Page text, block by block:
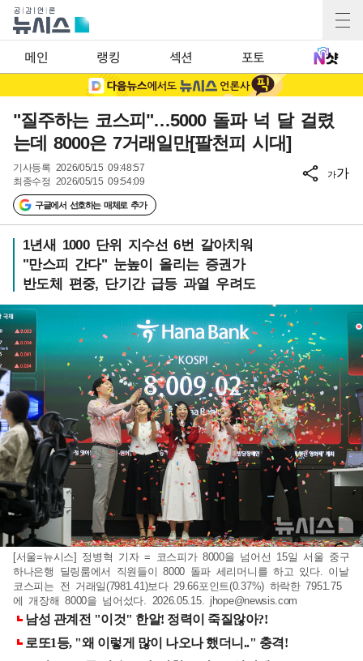
메인 랭킹 섹션 포토
"질주하는 코스피"…5000 돌파 넉 달 걸렸
는데 8000은 7거래일만[팔천피 시대]
기사등록 2026/05/15 09:48:57
최종수정 2026/05/15 09:54:09
구글에서 선호하는 매체로 추가
가가
1년새 1000 단위 지수선 6번 갈아치워
"만스피 간다" 눈높이 올리는 증권가
반도체 편중, 단기간 급등 과열 우려도
[서울=뉴시스] 정병혁 기자 = 코스피가 8000을 넘어선 15일 서울 중구
하나은행 딜링룸에서 직원들이 8000 돌파 세리머니를 하고 있다. 이날
코스피는 전 거래일(7981.41)보다 29.66포인트(0.37%) 하락한 7951.75
에 개장해 8000을 넘어섰다. 2026.05.15. jhope@newsis.com